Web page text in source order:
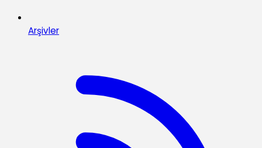
Arşivler